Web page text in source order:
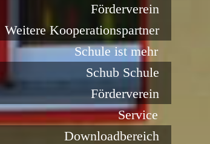
Förderverein
Weitere Kooperationspartner
Schule ist mehr
Schub Schule
Förderverein
Service
Downloadbereich